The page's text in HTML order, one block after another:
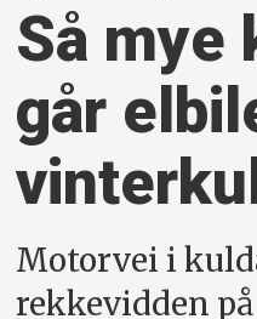
Så mye
går
Motorvei i
rekkevidden